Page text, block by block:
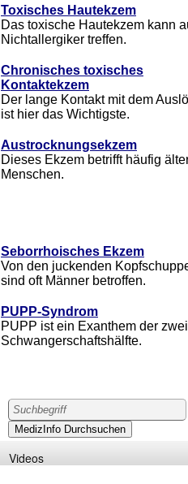
Toxisches Hautekzem
Das toxische Hautekzem kann
Nichtallergiker treffen.
Chronisches toxisches
Kontaktekzem
Der lange Kontakt mit dem
ist hier das Wichtigste.
Austrocknungsekzem
Dieses Ekzem betrifft häufig
Menschen.
Seborrhoisches Ekzem
Von den juckenden
sind oft Männer betroffen.
PUPP-Syndrom
PUPP ist ein Exanthem der
Schwangerschaftshälfte.
Videos